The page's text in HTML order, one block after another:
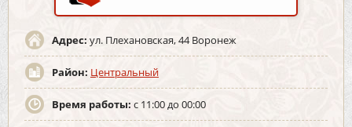
Адрес: ул. Плехановская, 44 Воронеж
Район: Центральный
Время работы: с 11:00 до 00:00